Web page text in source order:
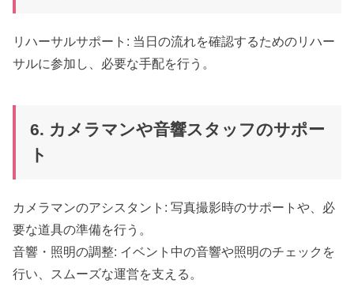
リハーサルサポート: 当日の流れを確認するためのリハー
サルに参加し、必要な手配を行う。
6. カメラマンや音響スタッフのサポー
ト
カメラマンのアシスタント: 写真撮影時のサポートや、必
要な道具の準備を行う。
音響・照明の調整: イベント中の音響や照明のチェックを
行い、スムーズな運営を支える。